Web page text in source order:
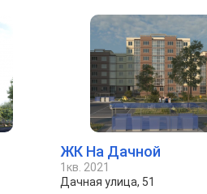
ЖК На Дачной
1кв. 2021
Дачная улица, 51